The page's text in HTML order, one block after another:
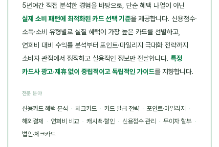
5년여간 직접 분석한 경험을 바탕으로, 단순 혜택 나열이 아닌
실제 소비 패턴에 최적화된 카드 선택 기준을 제공합니다. 신용점수·
소득·소비 유형별로 실질 혜택이 가장 높은 카드를 선별하고,
연회비 대비 수익률 분석부터 포인트·마일리지 극대화 전략까지
소비자 관점에서 정직하고 실용적인 정보만 전달합니다. 특정
카드사 광고·제휴 없이 중립적이고 독립적인 가이드를 지향합니다.
전문 분야
신용카드 혜택 분석 · 체크카드 · 카드 발급 전략 · 포인트·마일리지 ·
해외결제 · 연회비 비교 · 캐시백·할인 · 신용점수 관리 · 무이자 할부 ·
법인·체크카드